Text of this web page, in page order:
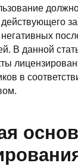
В данной
в